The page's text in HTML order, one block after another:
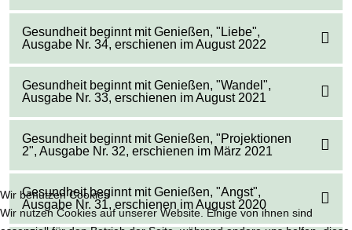
Gesundheit beginnt mit Genießen, "Liebe",
Ausgabe Nr. 34, erschienen im August 2022
Gesundheit beginnt mit Genießen, "Wandel",
Ausgabe Nr. 33, erschienen im August 2021
Gesundheit beginnt mit Genießen, "Projektionen
2", Ausgabe Nr. 32, erschienen im März 2021
Gesundheit beginnt mit Genießen, "Angst",
Ausgabe Nr. 31, erschienen im August 2020
Wir benutzen Cookies
Wir nutzen Cookies auf unserer Website. Einige von ihnen sind